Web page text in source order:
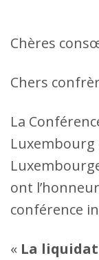
Chères
Chers
La
Luxembourg
ont
conférence
« La